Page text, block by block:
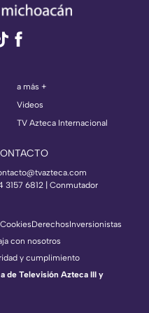
a más +
Videos
TV Azteca Internacional
3157 6812 | Conmutador
DerechosInversionistas
con nosotros
y cumplimiento
de Televisión Azteca III y